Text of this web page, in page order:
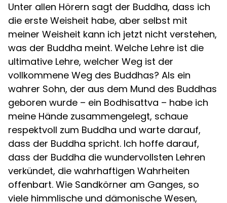
Unter allen Hörern sagt der Buddha, dass ich
die erste Weisheit habe, aber selbst mit
meiner Weisheit kann ich jetzt nicht verstehen,
was der Buddha meint. Welche Lehre ist die
ultimative Lehre, welcher Weg ist der
vollkommene Weg des Buddhas? Als ein
wahrer Sohn, der aus dem Mund des Buddhas
geboren wurde – ein Bodhisattva – habe ich
meine Hände zusammengelegt, schaue
respektvoll zum Buddha und warte darauf,
dass der Buddha spricht. Ich hoffe darauf,
dass der Buddha die wundervollsten Lehren
verkündet, die wahrhaftigen Wahrheiten
offenbart. Wie Sandkörner am Ganges, so
viele himmlische und dämonische Wesen,